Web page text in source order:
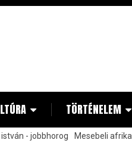
TÖRTÉNELEM
istván - jobbhorog Mesebeli afrika